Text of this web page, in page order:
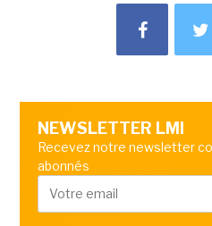
NEWSLETTER LMI
Recevez notre newsletter
abonnés